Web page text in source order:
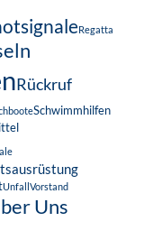
Regatta
Rückruf
Schwimmhilfen
Unfall Vorstand
Uns